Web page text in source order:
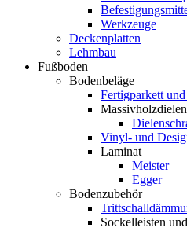
Werkzeuge
Deckenplatten
Lehmbau
Fußboden
Bodenbeläge
Fertigparkett
Massivholzdielen
Vinyl- und
Laminat
Meister
Egger
Bodenzubehör
Sockelleisten